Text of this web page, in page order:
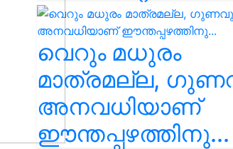
വെറും മധുരം
മാത്രമല്ല,
അനവധിയാണ്
ഈന്തപ്പഴത്തിനു...